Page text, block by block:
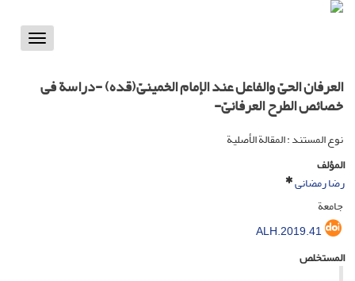
Toggle
العرفان الحیّ والفاعل عند الإمام الخمینیّ(قده) -دراسة فی
خصائص الطرح العرفانیّ-
نوع المستند : المقالة الأصلية
المؤلف
رضا رمضانی
جامعة
ALH.2019.41
المستخلص